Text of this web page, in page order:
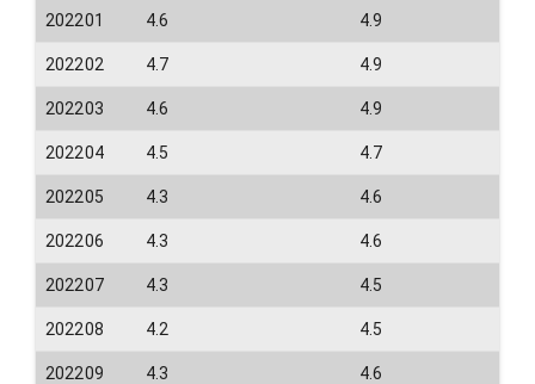
202201 4.6 4.9
202202 4.7 4.9
202203 4.6 4.9
202204 4.5 4.7
202205 4.3 4.6
202206 4.3 4.6
202207 4.3 4.5
202208 4.2 4.5
202209 4.3 4.6